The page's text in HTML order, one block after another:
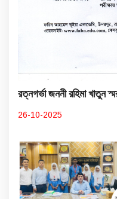
রত্নগর্ভা জননী রহিমা খাতুন
26-10-2025